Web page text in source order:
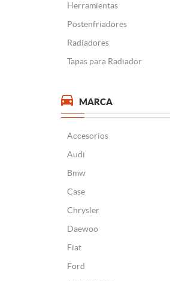
Herramientas
Postenfriadores
Radiadores
Tapas para Radiador
MARCA
Accesorios
Audi
Bmw
Case
Chrysler
Daewoo
Fiat
Ford